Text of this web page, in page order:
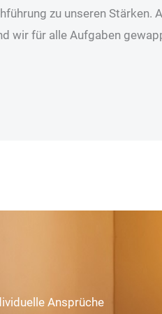
zu unseren Stärken.
wir für alle Aufgaben
Ansprüche